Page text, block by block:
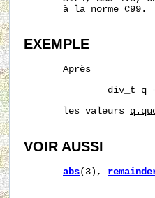
       à la norme C99.
EXEMPLE
       Après
div_t q
       les valeurs
VOIR AUSSI
abs(3),